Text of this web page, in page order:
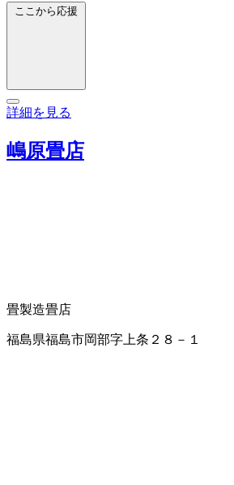
ここから応援
詳細を見る
嶋原畳店
畳製造畳店
福島県福島市岡部字上条２８－１